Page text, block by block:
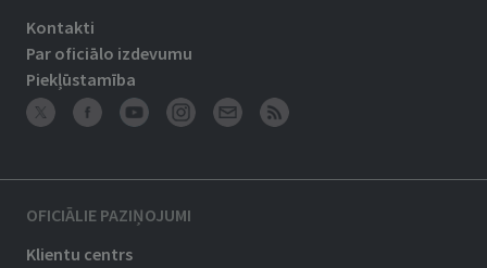
Kontakti
Par oficiālo izdevumu
Piekļūstamība
OFICIĀLIE PAZIŅOJUMI
Klientu centrs